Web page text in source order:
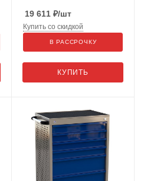
19 611 ₽/шт
КУПИТЬ
Купить со скидкой
В РАССРОЧКУ